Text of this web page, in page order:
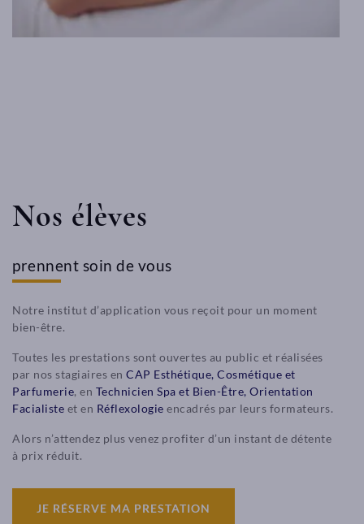
Nos élèves
prennent soin de vous
Notre institut d’application vous reçoit pour un moment
bien-être.
Toutes les prestations sont ouvertes au public et réalisées
par nos stagiaires en CAP Esthétique, Cosmétique et
Parfumerie, en Technicien Spa et Bien-Être, Orientation
Facialiste et en Réflexologie encadrés par leurs formateurs.
Alors n’attendez plus venez profiter d’un instant de détente
à prix réduit.
JE RÉSERVE MA PRESTATION